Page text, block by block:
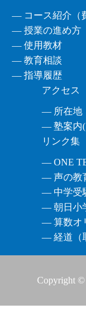
― コース紹介（
― 授業の進め方
― 使用教材
― 教育相談
― 指導履歴
アクセス
― 所在地
― 塾案内(
リンク集
― ONE
― 声の教
― 中学受
― 朝日小
― 算数オ
― 経道（
Copyright ©